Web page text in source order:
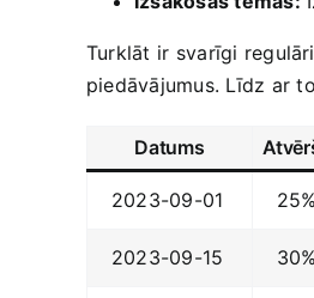
Turklāt ir ⁤svarīgi
piedāvājumus. Līdz ar
Datums
2023-09-01 25%
2023-09-15 30%